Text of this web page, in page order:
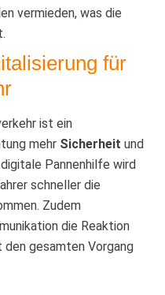
vermieden, was die
für
ist ein
mehr Sicherheit und
Pannenhilfe wird
schneller die
Zudem
die Reaktion
gesamten Vorgang